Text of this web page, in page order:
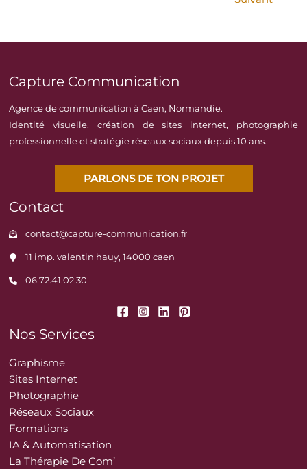
Capture Communication
Agence de communication à Caen, Normandie.
Identité visuelle, création de sites internet, photographie
professionnelle et stratégie réseaux sociaux depuis 10 ans.
PARLONS DE TON PROJET
Contact
contact@capture-communication.fr
11 imp. valentin hauy, 14000 caen
06.72.41.02.30
Nos Services
Graphisme
Sites Internet
Photographie
Réseaux Sociaux
Formations
IA & Automatisation
La Thérapie De Com’